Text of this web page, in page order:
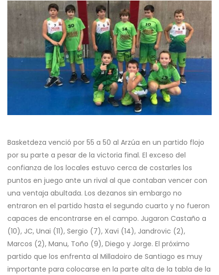
Basketdeza venció por 55 a 50 al Arzúa en un partido flojo
por su parte a pesar de la victoria final. El exceso del
confianza de los locales estuvo cerca de costarles los
puntos en juego ante un rival al que contaban vencer con
una ventaja abultada. Los dezanos sin embargo no
entraron en el partido hasta el segundo cuarto y no fueron
capaces de encontrarse en el campo. Jugaron Castaño a
(10), JC, Unai (11), Sergio (7), Xavi (14), Jandrovic (2),
Marcos (2), Manu, Toño (9), Diego y Jorge. El próximo
partido que los enfrenta al Milladoiro de Santiago es muy
importante para colocarse en la parte alta de la tabla de la